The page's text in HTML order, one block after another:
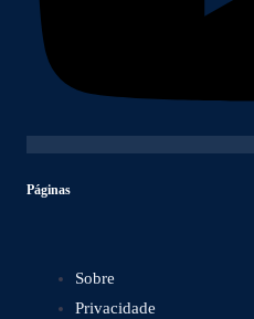
Páginas
Sobre
Privacidade